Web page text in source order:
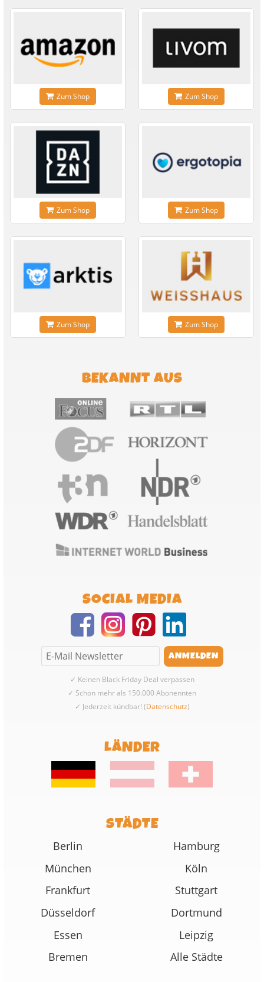
Zum Shop Zum Shop
Zum Shop Zum Shop
Zum Shop Zum Shop
BEKANNT AUS
SOCIAL MEDIA
✓ Keinen Black Friday Deal verpassen
✓ Schon mehr als 150.000 Abonennten
✓ Jederzeit kündbar! (Datenschutz)
LÄNDER
STÄDTE
Berlin
Hamburg
München
Köln
Frankfurt
Stuttgart
Düsseldorf
Dortmund
Essen
Leipzig
Bremen
Alle Städte